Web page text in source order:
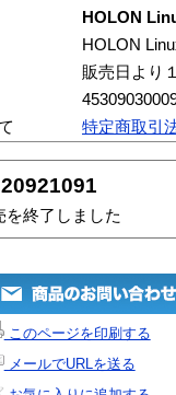
HOLON
HOLON
販売日より
特定商取引
20921091
を終了しました
このページを印刷する
メールでURLを送る